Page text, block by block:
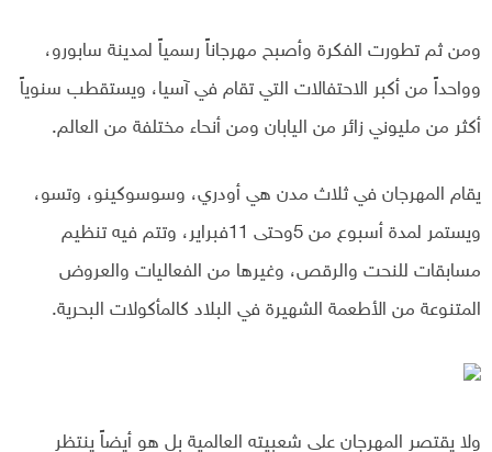
ومن ثم تطورت الفكرة وأصبح مهرجاناً رسمياً لمدينة سابورو،
وواحداً من أكبر الاحتفالات التي تقام في آسيا، ويستقطب سنوياً
أكثر من مليوني زائر من اليابان ومن أنحاء مختلفة من العالم.
يقام المهرجان في ثلاث مدن هي أودري، وسوسوكينو، وتسو،
ويستمر لمدة أسبوع من 5وحتى 11فبراير، وتتم فيه تنظيم
مسابقات للنحت والرقص، وغيرها من الفعاليات والعروض
المتنوعة من الأطعمة الشهيرة في البلاد كالمأكولات البحرية.
ولا يقتصر المهرجان على شعبيته العالمية بل هو أيضاً ينتظر